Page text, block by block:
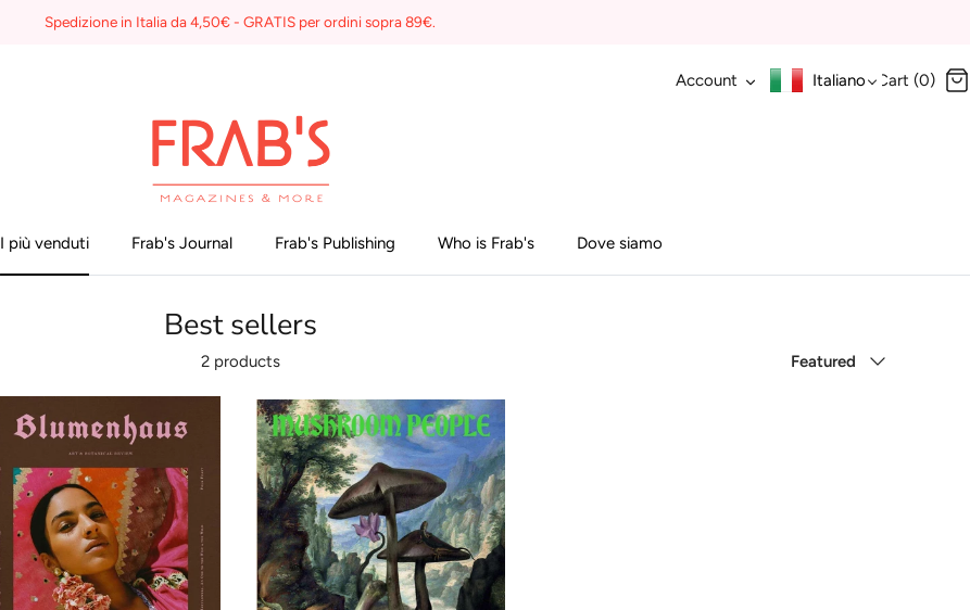
Spedizione in Italia da 4,50€ - GRATIS per ordini sopra 89€.
Account Italiano Cart (0)
I più venduti Frab's Journal Frab's Publishing Who is Frab's Dove siamo
Best sellers
2 products Featured